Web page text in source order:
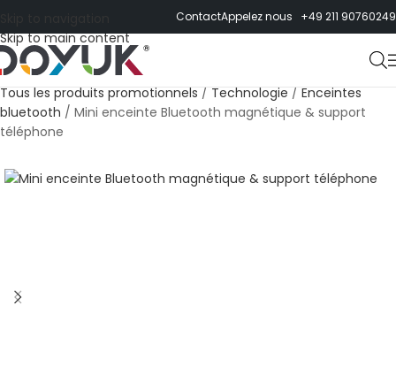
Skip to main content
ContactAppelez nous +49 211 90760249
Tous les produits promotionnels / Technologie / Enceintes
bluetooth / Mini enceinte Bluetooth magnétique & support
téléphone